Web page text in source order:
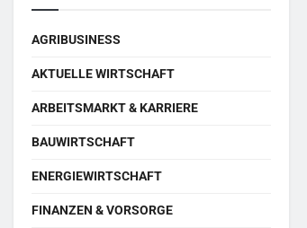
AGRIBUSINESS
AKTUELLE WIRTSCHAFT
ARBEITSMARKT & KARRIERE
BAUWIRTSCHAFT
ENERGIEWIRTSCHAFT
FINANZEN & VORSORGE